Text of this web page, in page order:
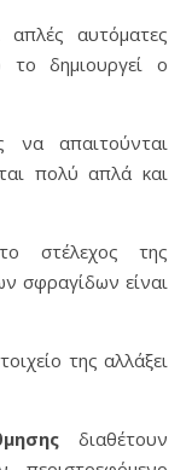
απλές αυτόματες
το δημιουργεί ο
να απαιτούνται
πολύ απλά και
στέλεχος της
σφραγίδων είναι
της αλλάξει
διαθέτουν